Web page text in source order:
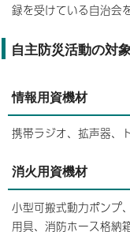
録を受けている自治会
自主防災活動の対
情報用資機材
携帯ラジオ、拡声器、
消火用資機材
小型可搬式動力ポンプ
用具、消防ホース格納